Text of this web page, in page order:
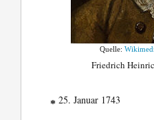
Quelle:
Friedrich
* 25. Januar 1743